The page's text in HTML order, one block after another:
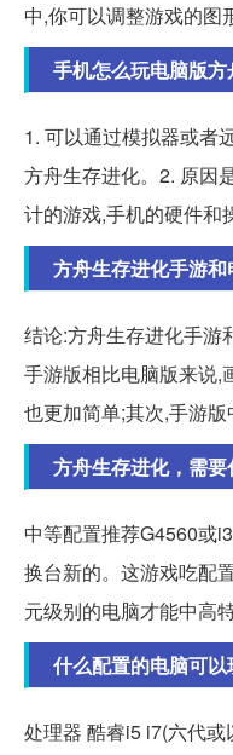
中,你可以调整游戏的图
手机怎么玩电脑版
1. 可以通过模拟器或者
方舟生存进化。2. 原因
计的游戏,手机的硬件和
方舟生存进化手游
结论:方舟生存进化手游
手游版相比电脑版来说,
也更加简单;其次,手游
方舟生存进化，需
中等配置推荐G4560或
换台新的。这游戏吃配
元级别的电脑才能中高
什么配置的电脑可
处理器 酷睿i5 i7(六代